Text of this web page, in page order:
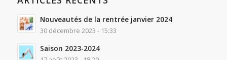
Nouveautés de la rentrée janvier 2024
30 décembre 2023 - 15:33
Saison 2023-2024